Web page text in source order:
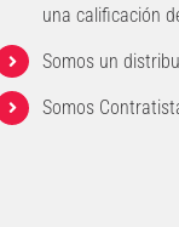
una calificación
Somos un
Somos